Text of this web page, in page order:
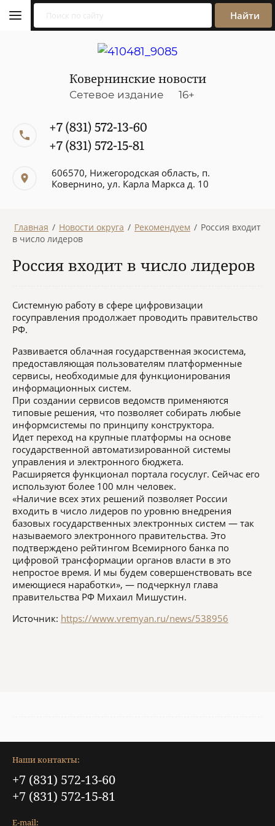
Найти
Ковернинские новости
Сетевое издание 16+
+7 (831) 572-13-60
+7 (831) 572-15-81
606570, Нижегородская область, п.
Ковернино, ул. Карла Маркса д. 10
Главная / Новости округа / Рекомендуем / Россия входит
в число лидеров
Россия входит в число лидеров
Системную работу в сфере цифровизации
госуправления продолжает проводить правительство
РФ.
Развивается облачная государственная экосистема,
предоставляющая пользователям платформенные
сервисы, необходимые для функционирования
информационных систем.
При создании сервисов ведомств применяются
типовые решения, что позволяет собирать любые
информсистемы по принципу конструктора.
Идет переход на крупные платформы на основе
государственной автоматизированной системы
управления и электронного бюджета.
Расширяется функционал портала госуслуг. Сейчас его
используют более 100 млн человек.
«Наличие всех этих решений позволяет России
входить в число лидеров по уровню внедрения
базовых государственных электронных систем — так
называемого электронного правительства. Это
подтверждено рейтингом Всемирного банка по
цифровой трансформации органов власти в это
непростое время. И мы будем совершенствовать все
имеющиеся наработки», — подчеркнул глава
правительства РФ Михаил Мишустин.
Источник: https://www.vremyan.ru/news/538956
Наши контакты:
+7 (831) 572-13-60
+7 (831) 572-15-81
E-mail: